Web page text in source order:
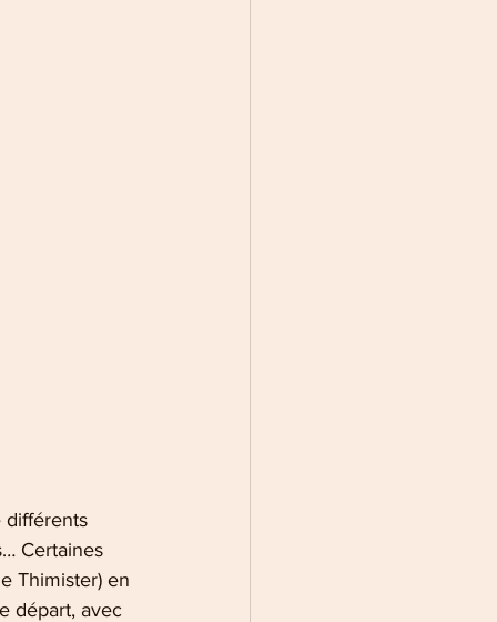
différents
Certaines
Thimister) en
départ, avec